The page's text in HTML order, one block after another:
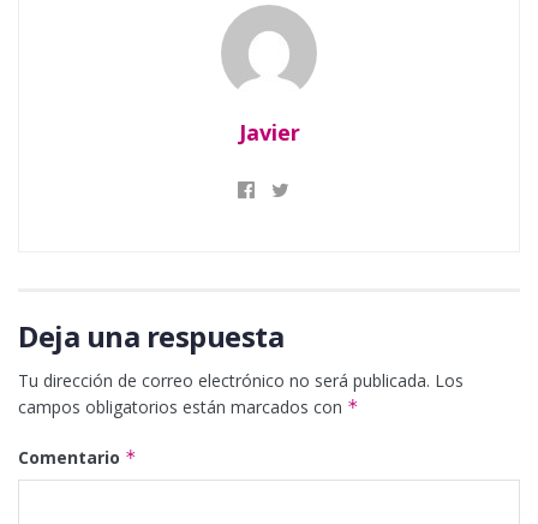
Javier
Deja una respuesta
Tu dirección de correo electrónico no será publicada. Los
campos obligatorios están marcados con *
Comentario *